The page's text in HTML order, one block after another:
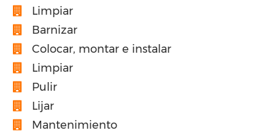
Limpiar
Barnizar
Colocar, montar e instalar
Limpiar
Pulir
Lijar
Mantenimiento